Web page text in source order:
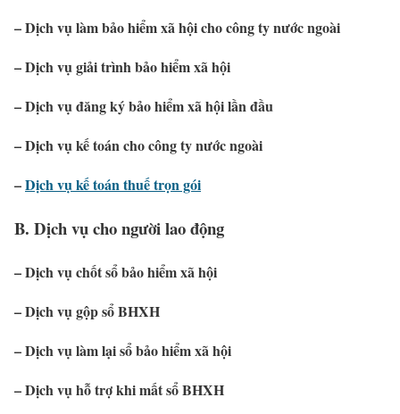
– Dịch vụ làm bảo hiểm xã hội cho công ty nước ngoài
– Dịch vụ giải trình bảo hiểm xã hội
– Dịch vụ đăng ký bảo hiểm xã hội lần đầu
– Dịch vụ kế toán cho công ty nước ngoài
–Dịch vụ kế toán thuế trọn gói
B. Dịch vụ cho người lao động
– Dịch vụ chốt sổ bảo hiểm xã hội
– Dịch vụ gộp sổ BHXH
– Dịch vụ làm lại sổ bảo hiểm xã hội
– Dịch vụ hỗ trợ khi mất sổ BHXH